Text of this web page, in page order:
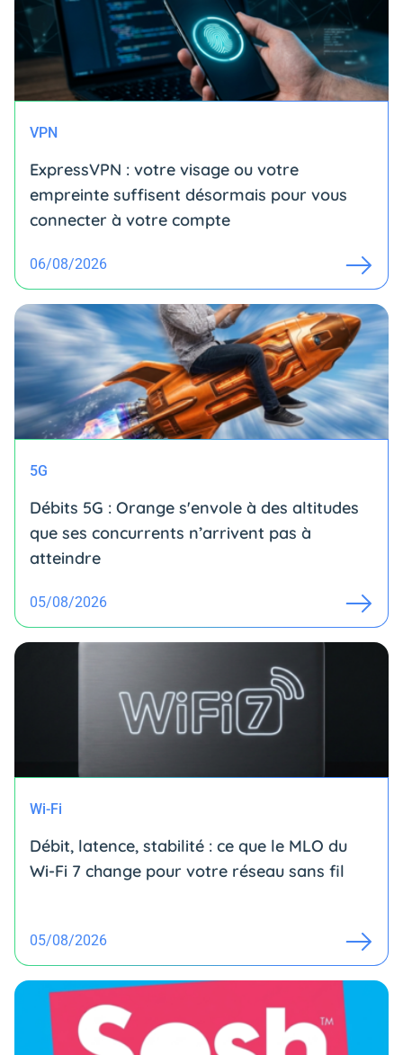
VPN
ExpressVPN : votre visage ou votre
empreinte suffisent désormais pour vous
connecter à votre compte
06/08/2026
5G
Débits 5G : Orange s'envole à des altitudes
que ses concurrents n’arrivent pas à
atteindre
05/08/2026
Wi-Fi
Débit, latence, stabilité : ce que le MLO du
Wi-Fi 7 change pour votre réseau sans fil
05/08/2026